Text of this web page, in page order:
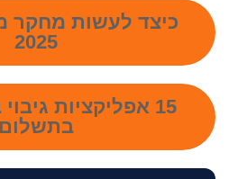
כיצד לעשות מחקר
2025
15 אפליקציות
בתשלום